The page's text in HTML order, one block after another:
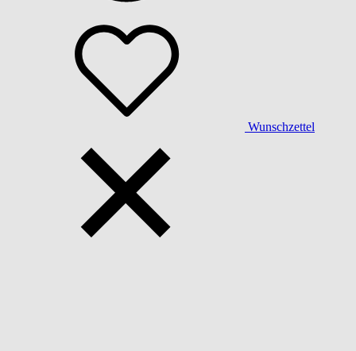
Wunschzettel